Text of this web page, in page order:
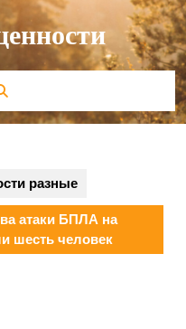
разные
атаки БПЛА на
шесть человек